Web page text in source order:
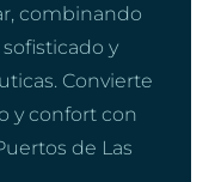
combinando
y
Convierte
y confort con
de Las